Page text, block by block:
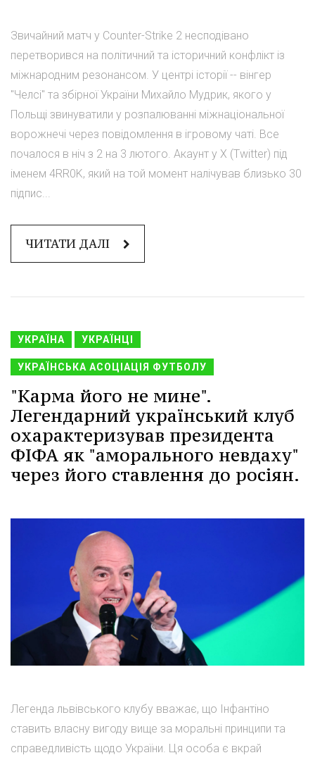
Звичайний матч у Counter-Strike 2 несподівано
перетворився на політичний та історичний конфлікт із
міжнародним резонансом. У центрі історії -- вінгер
"Челсі" та збірної України Михайло Мудрик, якого у
Польщі звинуватили у розпалюванні міжнаціональної
ворожнечі через повідомлення в ігровому чаті. Все
почалося в ніч з 2 на 3 лютого. Акаунт у X (Twitter) під
іменем 4RR0K, який на той момент налічував близько 30
підпис...
ЧИТАТИ ДАЛІ
УКРАЇНА УКРАЇНЦІ
УКРАЇНСЬКА АСОЦІАЦІЯ ФУТБОЛУ
"Карма його не мине".
Легендарний український клуб
охарактеризував президента
ФІФА як "аморального невдаху"
через його ставлення до росіян.
Легенда львівського клубу вважає, що Інфантіно
ставить власну вигоду вище за моральні принципи та
справедливість щодо України. Ця особа є вкрай